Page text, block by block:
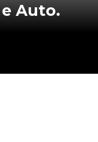
e Auto.